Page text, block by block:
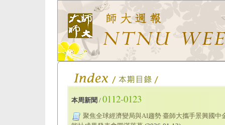
本周新聞 / 0112-0123
聚焦全球經濟變局與AI趨勢 臺師大攜手景興國中